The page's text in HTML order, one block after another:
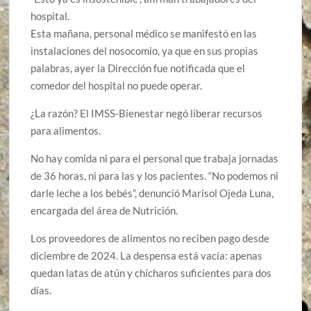
hospital.
Esta mañana, personal médico se manifestó en las
instalaciones del nosocomio, ya que en sus propias
palabras, ayer la Dirección fue notificada que el
comedor del hospital no puede operar.
¿La razón? El IMSS-Bienestar negó liberar recursos
para alimentos.
No hay comida ni para el personal que trabaja jornadas
de 36 horas, ni para las y los pacientes. “No podemos ni
darle leche a los bebés”, denunció Marisol Ojeda Luna,
encargada del área de Nutrición.
Los proveedores de alimentos no reciben pago desde
diciembre de 2024. La despensa está vacía: apenas
quedan latas de atún y chícharos suficientes para dos
días.